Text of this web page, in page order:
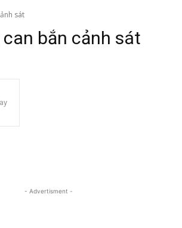
sát
can bắn cảnh sát
- Advertisment -